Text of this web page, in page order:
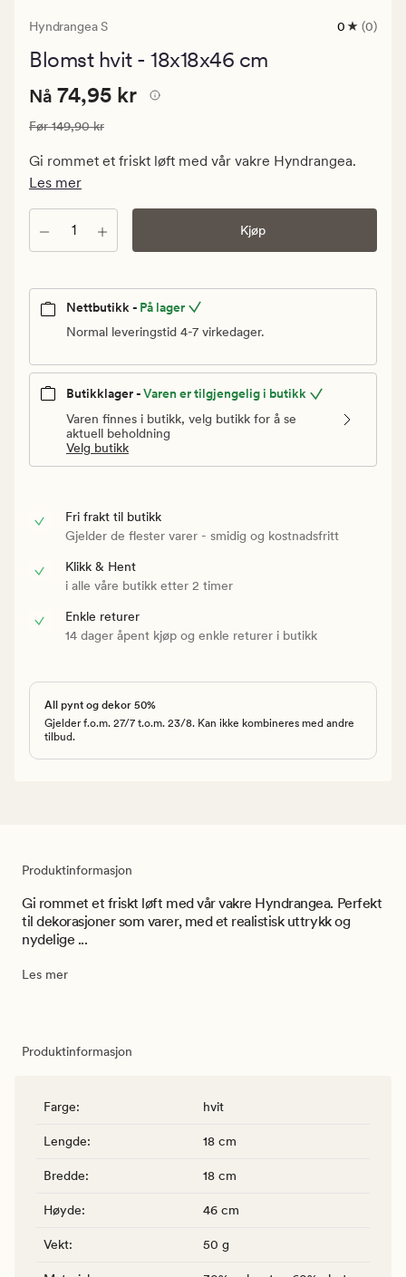
Hyndrangea S
0
0 (0)
Blomst hvit - 18x18x46 cm
Nåværende
74,95
kr.
Vanlig
Nåværende pris
Nå 74,95 kr
Vanlig pris 149,90 kr
Før149,90 kr
Gi rommet et friskt løft med vår vakre Hyndrangea.
Les mer
Antall Kjøp
Nettbutikk - På lager
Normal leveringstid 4-7 virkedager.
Butikklager -Varen er tilgjengelig i butikk
Varen finnes i butikk, velg butikk for å se
aktuell beholdning
Velg butikk
Fri frakt til butikk
Gjelder de flester varer - smidig og kostnadsfritt
Klikk & Hent
i alle våre butikk etter 2 timer
Enkle returer
14 dager åpent kjøp og enkle returer i butikk
All pynt og dekor 50%
Gjelder f.o.m. 27/7 t.o.m. 23/8. Kan ikke kombineres med andre
tilbud.
Produktinformasjon
Gi rommet et friskt løft med vår vakre Hyndrangea. Perfekt
til dekorasjoner som varer, med et realistisk uttrykk og
nydelige ...
Les mer
Produktinformasjon
Farge: hvit
Lengde: 18 cm
Bredde: 18 cm
Høyde: 46 cm
Vekt: 50 g